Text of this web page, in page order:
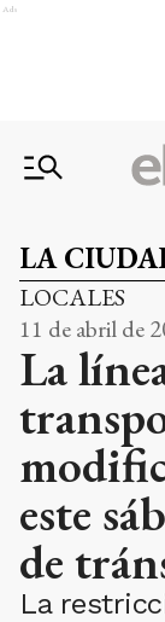
Ads
LA
LOCALES
11 de abril de
La
este
de
La